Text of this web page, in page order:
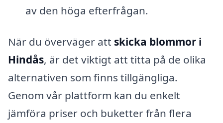
av den höga efterfrågan.
När du överväger att skicka blommor i
Hindås, är det viktigt att titta på de olika
alternativen som finns tillgängliga.
Genom vår plattform kan du enkelt
jämföra priser och buketter från flera